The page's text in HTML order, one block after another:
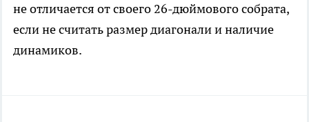
не отличается от своего 26-дюймового собрата,
если не считать размер диагонали и наличие
динамиков.